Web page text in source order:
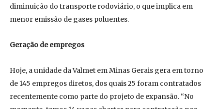
diminuição do transporte rodoviário, o que implica em
menor emissão de gases poluentes.
Geração de empregos
Hoje, a unidade da Valmet em Minas Gerais gera em torno
de 145 empregos diretos, dos quais 25 foram contratados
recentemente como parte do projeto de expansão. “No